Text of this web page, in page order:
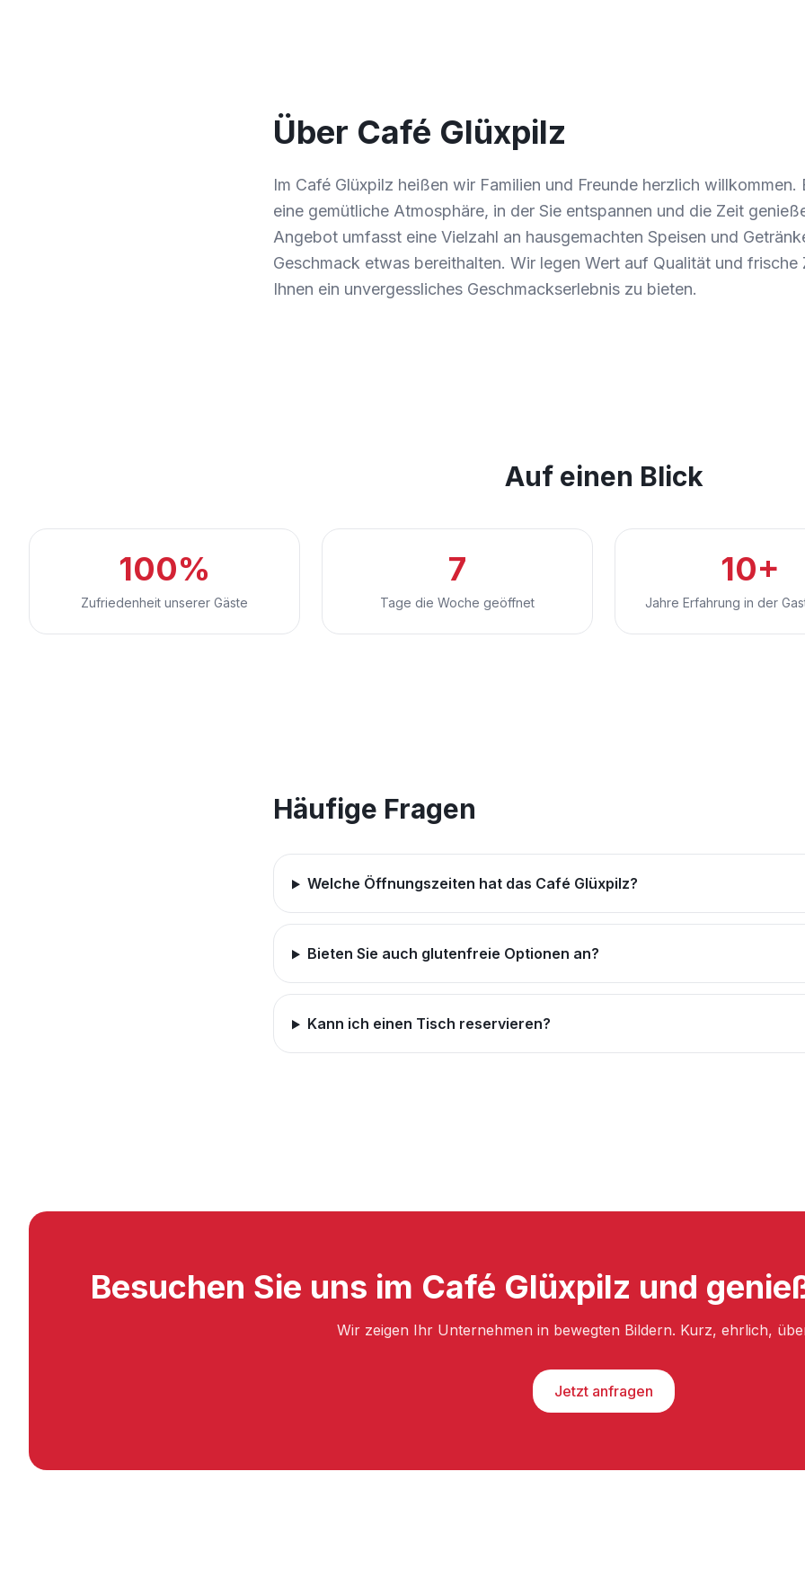
Über Café Glüxpilz
Im Café Glüxpilz heißen wir Familien und Freunde herzlich willkommen.
eine gemütliche Atmosphäre, in der Sie entspannen und die Zeit
Angebot umfasst eine Vielzahl an hausgemachten Speisen und
Geschmack etwas bereithalten. Wir legen Wert auf Qualität und frische
Ihnen ein unvergessliches Geschmackserlebnis zu bieten.
Auf einen Blick
100%
Zufriedenheit unserer Gäste
7
Tage die Woche geöffnet
10+
Jahre Erfahrung in der
Häufige Fragen
Welche Öffnungszeiten hat das Café Glüxpilz?
Bieten Sie auch glutenfreie Optionen an?
Kann ich einen Tisch reservieren?
Besuchen Sie uns im Café Glüxpilz und
Wir zeigen Ihr Unternehmen in bewegten Bildern. Kurz, ehrlich,
Jetzt anfragen